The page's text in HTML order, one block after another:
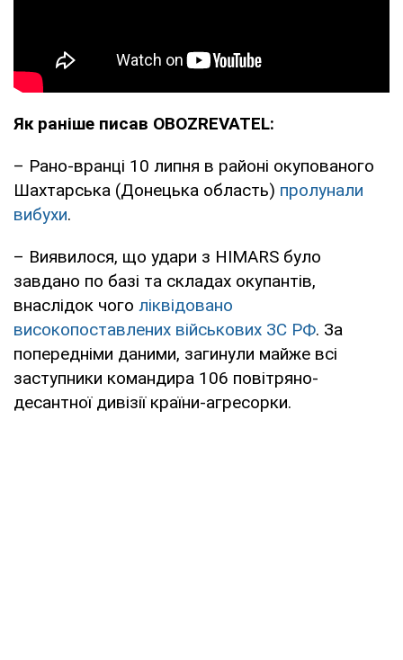
Як раніше писав OBOZREVATEL:
– Рано-вранці 10 липня в районі окупованого
Шахтарська (Донецька область) пролунали
вибухи.
– Виявилося, що удари з HIMARS було
завдано по базі та складах окупантів,
внаслідок чого ліквідовано
високопоставлених військових ЗС РФ. За
попередніми даними, загинули майже всі
заступники командира 106 повітряно-
десантної дивізії країни-агресорки.